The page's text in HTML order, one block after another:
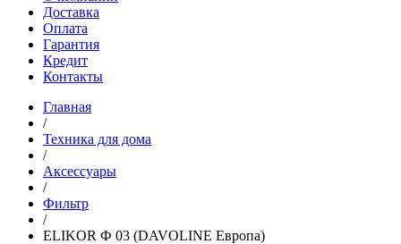
Доставка
Оплата
Гарантия
Кредит
Контакты
Главная
/
Техника для дома
/
Аксессуары
/
Фильтр
/
ELIKOR Ф 03 (DAVOLINE Европа)